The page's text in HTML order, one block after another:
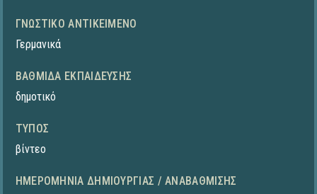
ΓΝΩΣΤΙΚΌ ΑΝΤΙΚΕΊΜΕΝΟ
Γερμανικά
ΒΑΘΜΊΔΑ ΕΚΠΑΊΔΕΥΣΗΣ
δημοτικό
ΤΎΠΟΣ
βίντεο
ΗΜΕΡΟΜΗΝΊΑ ΔΗΜΙΟΥΡΓΊΑΣ / ΑΝΑΒΆΘΜΙΣΗΣ